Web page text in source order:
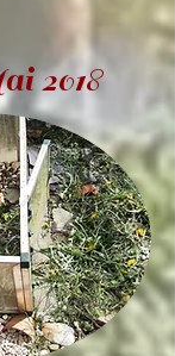
2018